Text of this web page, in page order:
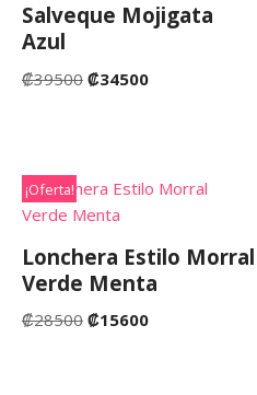
Salveque Mojigata
Azul
₡39500 ₡34500
¡Oferta!
Lonchera Estilo Morral
Verde Menta
₡28500 ₡15600